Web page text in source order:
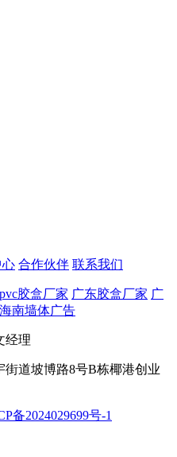
心 合作伙伴 联系我们
胶盒厂家 广东胶盒厂家 广
海南墙体广告
经理
道坡博路8号B栋椰港创业
备2024029699号-1